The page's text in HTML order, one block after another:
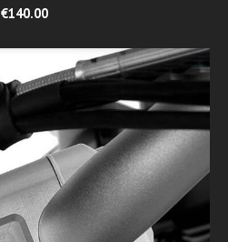
€140.00